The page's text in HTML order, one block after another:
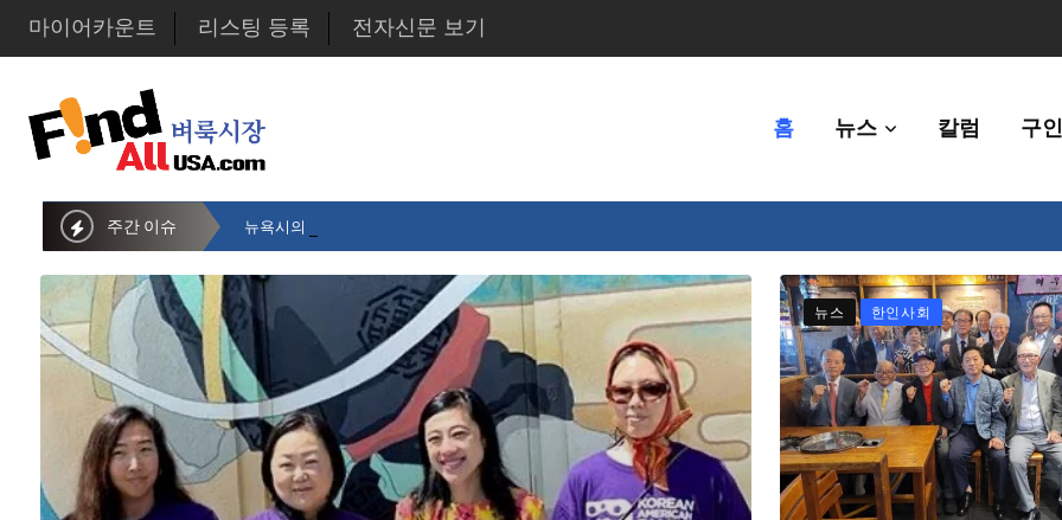
마이어카운트 리스팅 등록 전자신문 보기
홈 뉴스 칼럼 구
주간 이슈 뉴욕시의회 샌드라 황 부의장, 한인비영리단체에 36만불 예산 지원
뉴스 한인사회